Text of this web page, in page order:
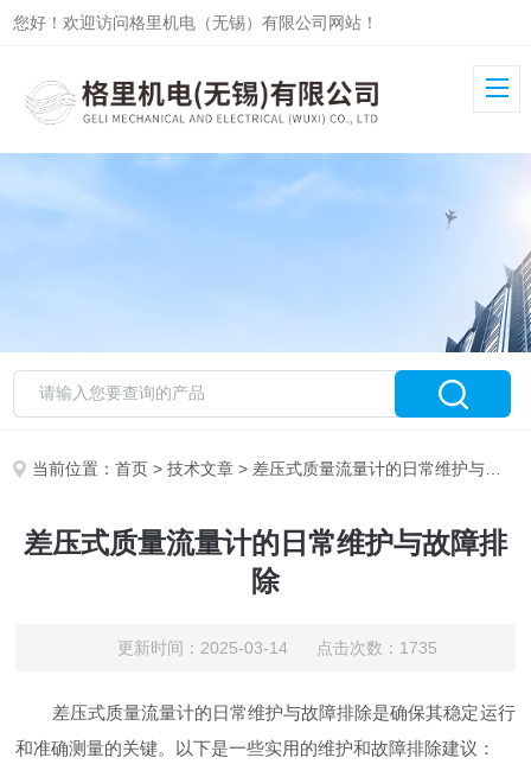
您好！欢迎访问格里机电（无锡）有限公司网站！
当前位置：首页 >技术文章 > 差压式质量流量计的日常维护与故障排除
差压式质量流量计的日常维护与故障排
除
更新时间：2025-03-14 点击次数：1735
差压式质量流量计的日常维护与故障排除是确保其稳定运行
和准确测量的关键。以下是一些实用的维护和故障排除建议：